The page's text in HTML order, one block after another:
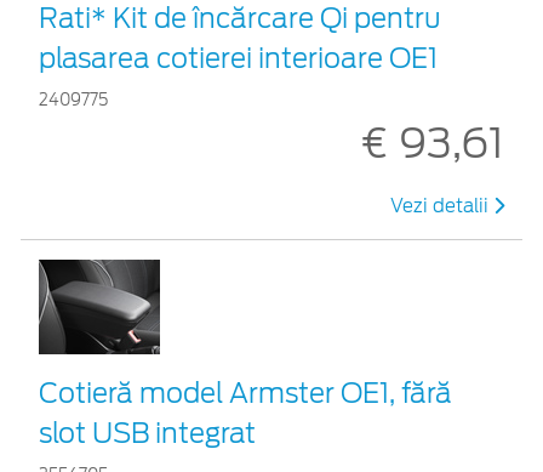
Rati* Kit de încărcare Qi pentru
plasarea cotierei interioare OE1
2409775
€ 93,61
Vezi detalii
Cotieră model Armster OE1, fără
slot USB integrat